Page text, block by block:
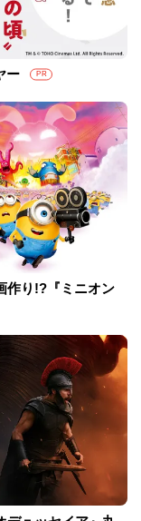
ー PR
作り!?『ミニオン